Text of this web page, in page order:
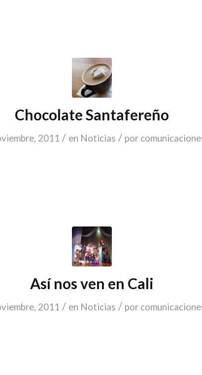
Chocolate Santafereño
2011 / en Noticias / por
Así nos ven en Cali
2011 / en Noticias / por